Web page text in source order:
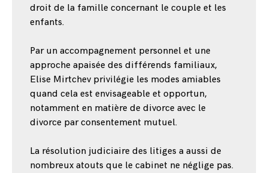
droit de la famille concernant le couple et les
enfants.
Par un accompagnement personnel et une
approche apaisée des différends familiaux,
Elise Mirtchev privilégie les modes amiables
quand cela est envisageable et opportun,
notamment en matière de divorce avec le
divorce par consentement mutuel.
La résolution judiciaire des litiges a aussi de
nombreux atouts que le cabinet ne néglige pas.